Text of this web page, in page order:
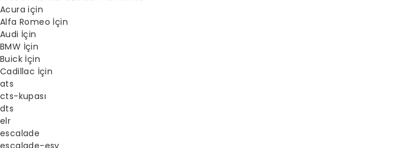
Acura için
Alfa Romeo İçin
Audi İçin
BMW İçin
Buick İçin
Cadillac İçin
ats
cts-kupası
dts
elr
escalade
escalade-esv